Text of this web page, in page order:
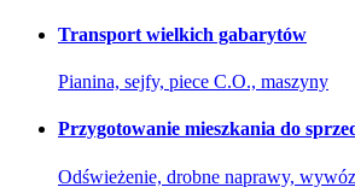
Transport wielkich gabarytów
Pianina, sejfy, piece C.O., maszyny
Przygotowanie mieszkania do
Odświeżenie, drobne naprawy, wywóz